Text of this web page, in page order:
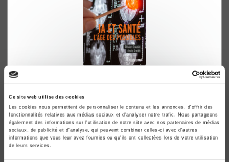
Ce site web utilise des cookies
Les cookies nous permettent de personnaliser le contenu et les annonces, d'offrir des
fonctionnalités relatives aux médias sociaux et d'analyser notre trafic. Nous partageons
également des informations sur l'utilisation de notre site avec nos partenaires de médias
sociaux, de publicité et d'analyse, qui peuvent combiner celles-ci avec d'autres
informations que vous leur avez fournies ou qu'ils ont collectées lors de votre utilisation
de leurs services.
IA et santé
L'âge des possibles
Olivier Cousin, Andy Smith